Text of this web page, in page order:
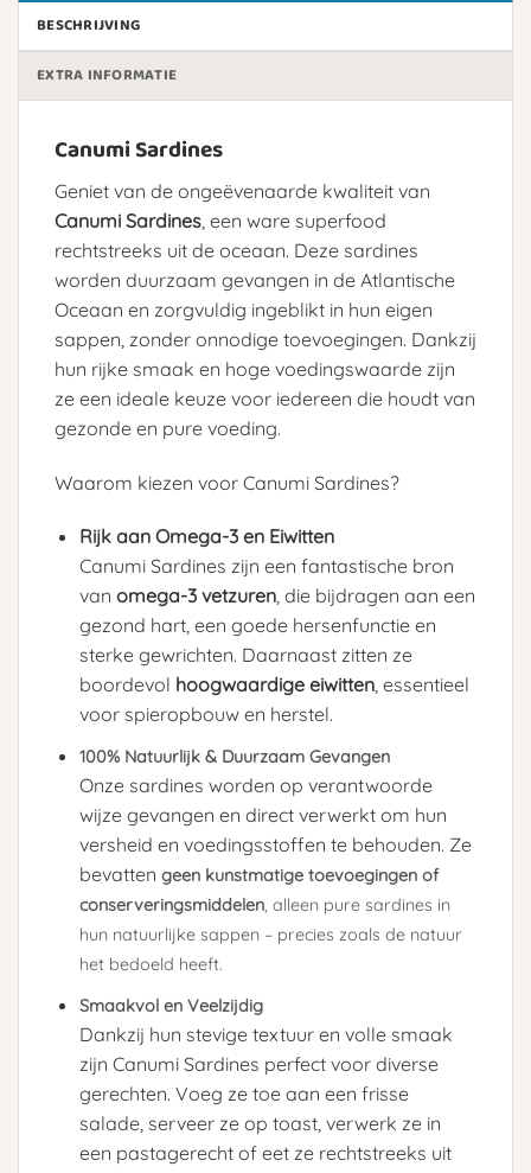
BESCHRIJVING
EXTRA INFORMATIE
Canumi Sardines
Geniet van de ongeëvenaarde kwaliteit van
Canumi Sardines , een ware superfood
rechtstreeks uit de oceaan. Deze sardines
worden duurzaam gevangen in de Atlantische
Oceaan en zorgvuldig ingeblikt in hun eigen
sappen, zonder onnodige toevoegingen. Dankzij
hun rijke smaak en hoge voedingswaarde zijn
ze een ideale keuze voor iedereen die houdt van
gezonde en pure voeding.
Waarom kiezen voor Canumi Sardines?
Rijk aan Omega-3 en Eiwitten
Canumi Sardines zijn een fantastische bron
van omega-3 vetzuren, die bijdragen aan een
gezond hart, een goede hersenfunctie en
sterke gewrichten. Daarnaast zitten ze
boordevol hoogwaardige eiwitten, essentieel
voor spieropbouw en herstel.
100% Natuurlijk & Duurzaam Gevangen
Onze sardines worden op verantwoorde
wijze gevangen en direct verwerkt om hun
versheid en voedingsstoffen te behouden. Ze
bevatten geen kunstmatige toevoegingen of
conserveringsmiddelen, alleen pure sardines in
hun natuurlijke sappen – precies zoals de natuur
het bedoeld heeft.
Smaakvol en Veelzijdig
Dankzij hun stevige textuur en volle smaak
zijn Canumi Sardines perfect voor diverse
gerechten. Voeg ze toe aan een frisse
salade, serveer ze op toast, verwerk ze in
een pastagerecht of eet ze rechtstreeks uit